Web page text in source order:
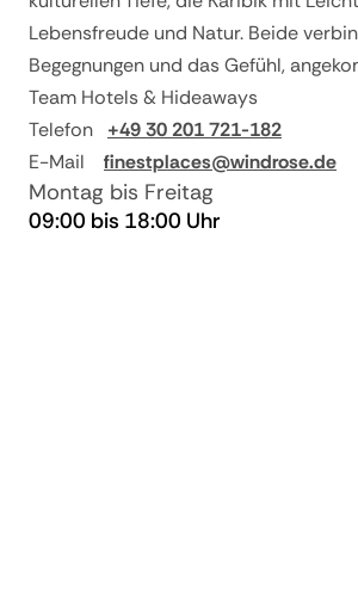
Lebensfreude und Natur. Beide
Begegnungen und das Gefühl,
Team Hotels & Hideaways
Telefon
+49 30 201 721-182
E-Mail
finestplaces@windrose.de
Montag bis Freitag
09:00 bis 18:00 Uhr